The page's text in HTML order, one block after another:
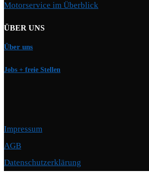
Motorservice im Überblick
ÜBER UNS
Über uns
Jobs + freie Stellen
Impressum
AGB
Datenschutzerklärung